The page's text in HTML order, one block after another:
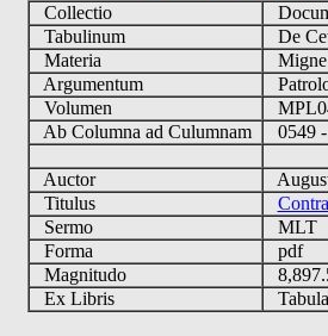
Collectio
Tabulinum
De
Materia
Argumentum
Volumen
Ab Columna ad Culumnam
0549
Auctor
Titulus
Sermo
MLT
Forma
pdf
Magnitudo
Ex Libris